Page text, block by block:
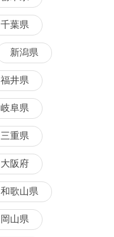
千葉県
新潟県
福井県
岐阜県
三重県
大阪府
和歌山県
岡山県